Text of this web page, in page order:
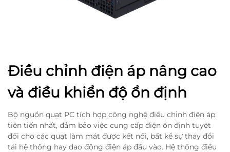
Điều chỉnh điện áp nâng cao
và điều khiển độ ổn định
Bộ nguồn quạt PC tích hợp công nghệ điều chỉnh điện áp
tiên tiến nhất, đảm bảo việc cung cấp điện ổn định tuyệt
đối cho các quạt làm mát được kết nối, bất kể sự thay đổi
tải hệ thống hay dao động điện áp đầu vào. Hệ thống điều